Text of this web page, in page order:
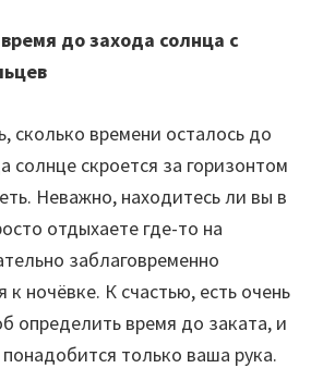
до захода солнца с
сколько времени осталось до
солнце скроется за горизонтом
Неважно, находитесь ли вы в
отдыхаете где-то на
заблаговременно
к ночёвке. К счастью, есть очень
определить время до заката, и
только ваша рука.